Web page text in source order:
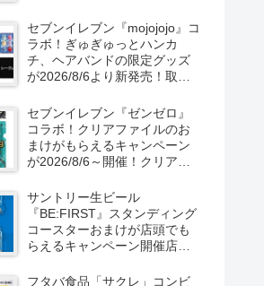
セブンイレブン『mojojojo』コ
ラボ！ぎゅぎゅっとハンカ
チ、ヘアバンドの限定グッズ
が2026/8/6より新発売！取扱
セブンイレブン『ゼンゼロ』
コラボ！クリアファイルのお
まけがもらえるキャンペーン
が2026/8/6～開催！クリアカ
売！
サントリー生ビール
『BE:FIRST』スタンディング
コースターおまけが店頭でも
らえるキャンペーン開催店は
定で6種類！見分け方！セブ
フタバ食品「サクレ」コンビ